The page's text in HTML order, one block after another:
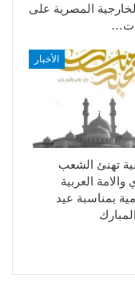
المصرية على
الأخبار
تهنئ الشعب
العربية
بمناسبة عيد